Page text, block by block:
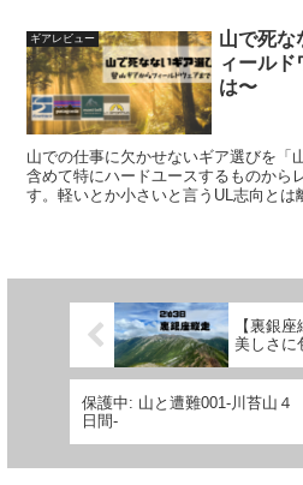
ギアレビュー
山で死な
ィールド
は〜
山での仕事に欠かせないギア選びを「
含めて特にハードユースするものから
す。軽いとか小さいと言うUL志向とは
【裏銀
美しさに
保護中: 山と遭難001-川苔山４
日間-